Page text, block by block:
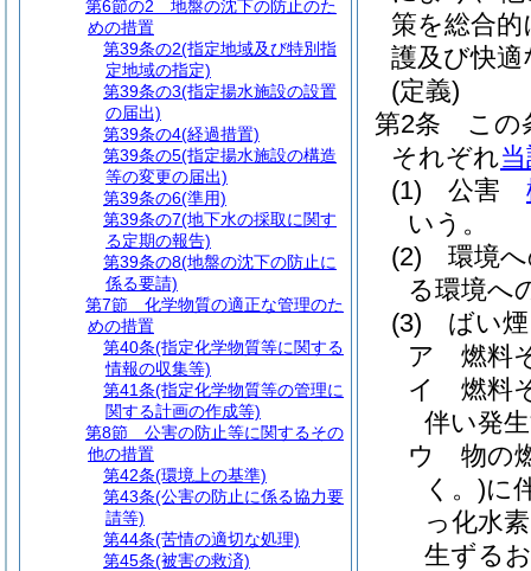
策を総合
護及び快
(定義)
第2条
この
それぞれ
(1)
公害
いう。
(2)
環境
る環境へ
(3)
ばい
ア
燃料
イ
燃料
伴い発
ウ
物の
く。)に
っ化水
生ずる
第6節の2
地盤の沈下の防止のた
めの措置
第39条の2(指定地域及び特別指
定地域の指定)
第39条の3(指定揚水施設の設置
の届出)
第39条の4(経過措置)
第39条の5(指定揚水施設の構造
等の変更の届出)
第39条の6(準用)
第39条の7(地下水の採取に関す
る定期の報告)
第39条の8(地盤の沈下の防止に
係る要請)
第7節
化学物質の適正な管理のた
めの措置
第40条(指定化学物質等に関する
情報の収集等)
第41条(指定化学物質等の管理に
関する計画の作成等)
第8節
公害の防止等に関するその
他の措置
第42条(環境上の基準)
第43条(公害の防止に係る協力要
請等)
第44条(苦情の適切な処理)
第45条(被害の救済)